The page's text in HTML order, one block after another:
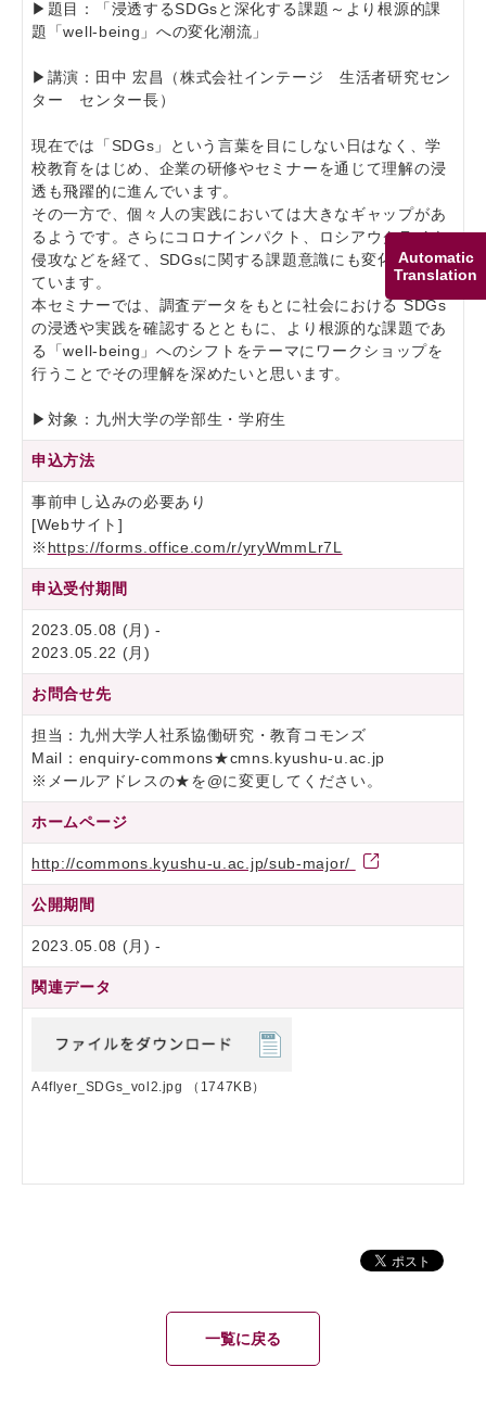
Automatic
Translation
▶題目：「浸透するSDGsと深化する課題～より根源的課
題「well-being」への変化潮流」
▶講演：田中 宏昌（株式会社インテージ 生活者研究セン
ター センター長）
現在では「SDGs」という言葉を目にしない日はなく、学
校教育をはじめ、企業の研修やセミナーを通じて理解の浸
透も飛躍的に進んでいます。
その一方で、個々人の実践においては大きなギャップがあ
るようです。さらにコロナインパクト、ロシアウクライナ
侵攻などを経て、SDGsに関する課題意識にも変化が生じ
ています。
本セミナーでは、調査データをもとに社会における SDGs
の浸透や実践を確認するとともに、より根源的な課題であ
る「well-being」へのシフトをテーマにワークショップを
行うことでその理解を深めたいと思います。
▶対象：九州大学の学部生・学府生
申込方法
事前申し込みの必要あり
[Webサイト]
※ https://forms.office.com/r/yryWmmLr7L
申込受付期間
2023.05.08 (月) -
2023.05.22 (月)
お問合せ先
担当：九州大学人社系協働研究・教育コモンズ
Mail：enquiry-commons★cmns.kyushu-u.ac.jp
※メールアドレスの★を@に変更してください。
ホームページ
http://commons.kyushu-u.ac.jp/sub-major/
公開期間
2023.05.08 (月) -
関連データ
A4flyer_SDGs_vol2.jpg （1747KB）
一覧に戻る